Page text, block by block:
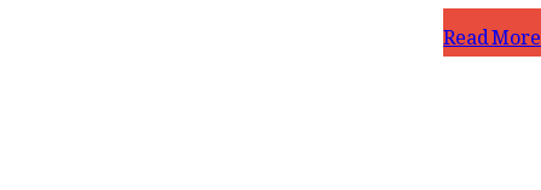
تلنگانہ
Read More